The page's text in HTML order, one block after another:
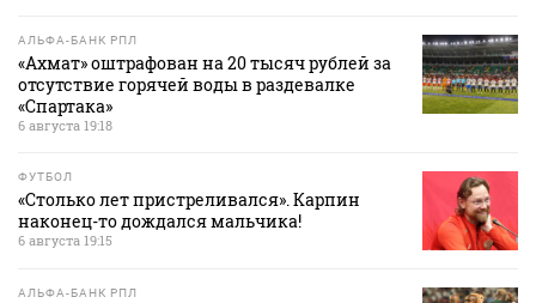
АЛЬФА-БАНК РПЛ
«Ахмат» оштрафован на 20 тысяч рублей за
отсутствие горячей воды в раздевалке
«Спартака»
6 августа 19:18
ФУТБОЛ
«Столько лет пристреливался». Карпин
наконец-то дождался мальчика!
6 августа 19:15
АЛЬФА-БАНК РПЛ